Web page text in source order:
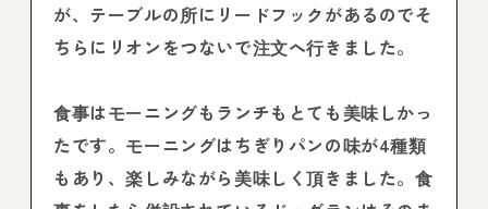
が、テーブルの所にリードフックがあるのでそ
ちらにリオンをつないで注文へ行きました。
食事はモーニングもランチもとても美味しかっ
たです。モーニングはちぎりパンの味が4種類
もあり、楽しみながら美味しく頂きました。食